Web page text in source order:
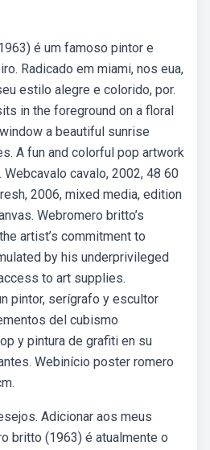
é um famoso pintor e
Radicado em miami, nos eua,
estilo alegre e colorido, por.
in the foreground on a floral
a beautiful sunrise
A fun and colorful pop artwork
cavalo, 2002, 48 60
2006, mixed media, edition
Webromero britto’s
artist’s commitment to
by his underprivileged
to art supplies.
pintor, serígrafo y escultor
del cubismo
y pintura de grafiti en su
Webinício poster romero
Adicionar aos meus
britto (1963) é atualmente o